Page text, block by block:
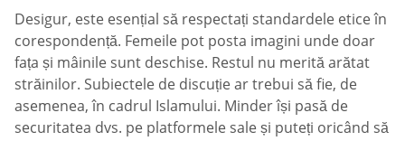
Desigur, este esențial să respectați standardele etice în
corespondență. Femeile pot posta imagini unde doar
fața și mâinile sunt deschise. Restul nu merită arătat
străinilor. Subiectele de discuție ar trebui să fie, de
asemenea, în cadrul Islamului. Minder își pasă de
securitatea dvs. pe platformele sale și puteți oricând să